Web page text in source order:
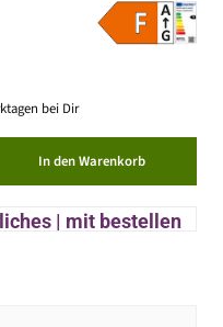
bei Dir
In den Warenkorb
| mit bestellen